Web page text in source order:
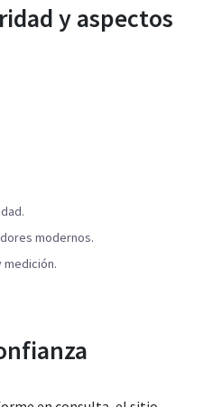
y aspectos
modernos.
medición.